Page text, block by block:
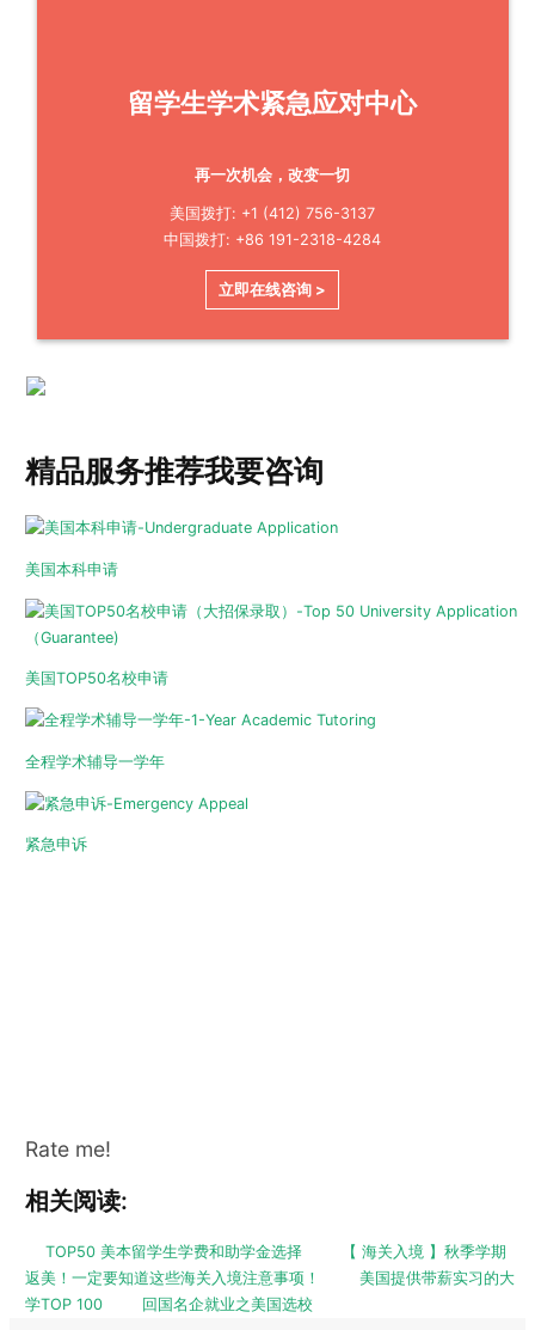
留学生学术紧急应对中心
再一次机会，改变一切
美国拨打: +1 (412) 756-3137
中国拨打: +86 191-2318-4284
立即在线咨询 >
精品服务推荐我要咨询
美国本科申请
美国TOP50名校申请
全程学术辅导一学年
紧急申诉
Rate me!
相关阅读:
TOP50 美本留学生学费和助学金选择
【 海关入境 】秋季学期
返美！一定要知道这些海关入境注意事项！
美国提供带薪实习的大
学TOP 100
回国名企就业之美国选校